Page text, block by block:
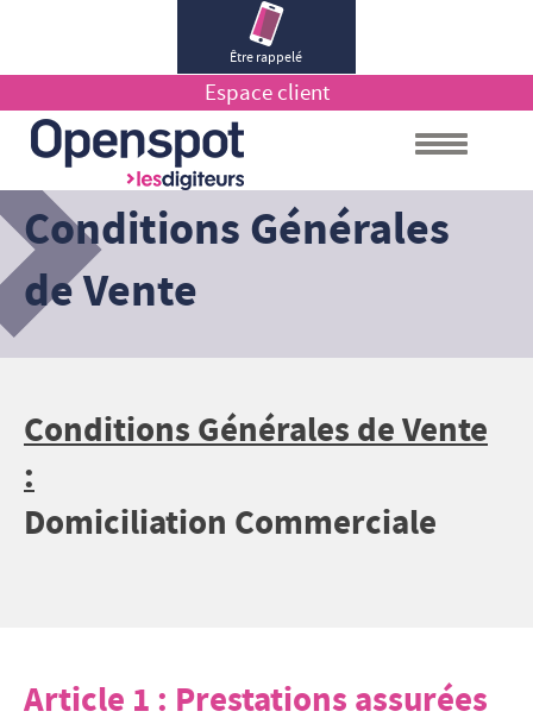
Espace client
Conditions Générales
de Vente
Conditions Générales de Vente
:
Domiciliation Commerciale
Article 1 : Prestations assurées
Être rappelé